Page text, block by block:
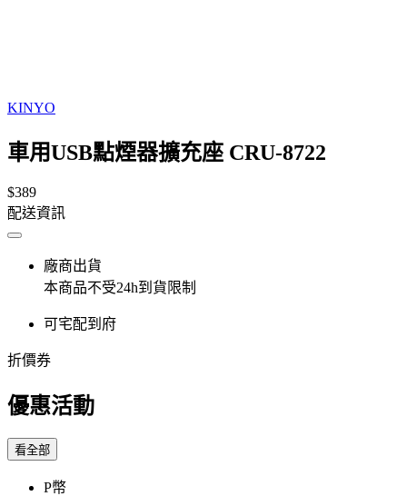
KINYO
車用USB點煙器擴充座 CRU-8722
$389
配送資訊
廠商出貨
本商品不受24h到貨限制
可宅配到府
折價券
優惠活動
看全部
P幣